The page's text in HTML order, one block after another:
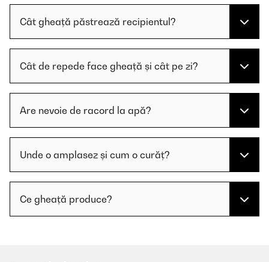
Cât gheață păstrează recipientul?
Cât de repede face gheață și cât pe zi?
Are nevoie de racord la apă?
Unde o amplasez și cum o curăț?
Ce gheață produce?